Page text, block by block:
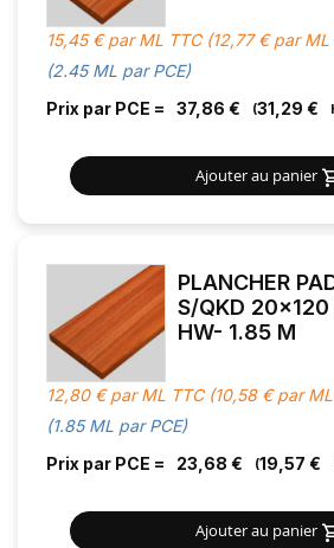
15,45 € par ML TTC (12,77 € par ML
(2.45 ML par PCE)
Prix par PCE =
37,86 € 31,29 €
Ajouter au panier
PLANCHER
S/QKD 20x120
HW- 1.85 M
12,80 € par ML TTC (10,58 € par
(1.85 ML par PCE)
Prix par PCE =
23,68 € 19,57 €
Ajouter au panier